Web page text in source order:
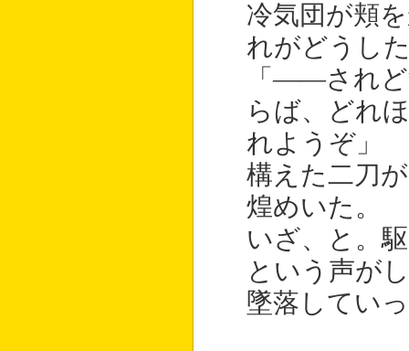
冷気団が頬
れがどうし
「――され
らば、どれ
れようぞ」
構えた二刀
煌めいた。
いざ、と。
という声が
墜落してい